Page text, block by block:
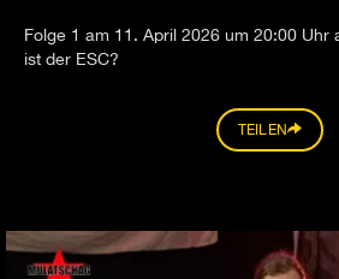
Folge 1 am 11. April 2026 um 20:00 Uhr
ist der ESC?
TEILEN